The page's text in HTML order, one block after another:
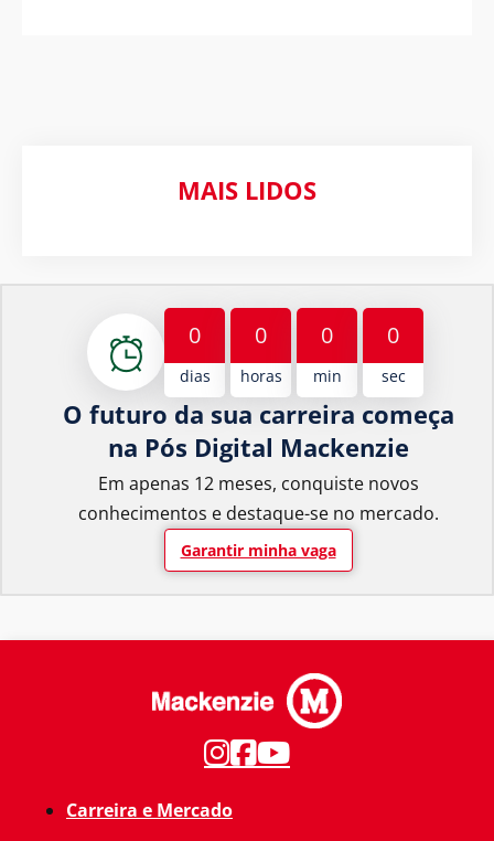
MAIS LIDOS
0
dias
0
horas
0
min
0
sec
O futuro da sua carreira começa
na Pós Digital Mackenzie
Em apenas 12 meses, conquiste novos
conhecimentos e destaque-se no mercado.
Garantir minha vaga
Carreira e Mercado